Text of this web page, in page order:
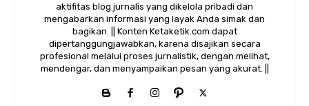
aktifitas blog jurnalis yang dikelola pribadi dan
mengabarkan informasi yang layak Anda simak dan
bagikan. || Konten Ketaketik.com dapat
dipertanggungjawabkan, karena disajikan secara
profesional melalui proses jurnalistik, dengan melihat,
mendengar, dan menyampaikan pesan yang akurat. ||